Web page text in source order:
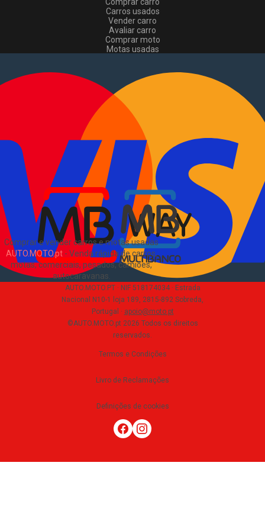
Comprar e vender carros e motas usadas
AUTO.MOTO.pt- Venda rápida de carros,
motas, comerciais, pesados, camiões,
autocaravanas
Carros usados
Vender carro
Avaliar carro
Comprar moto
Motas usadas
Comerciais usados
Vender comerciais
Informações
Como comprar e vender
Pacotes de anúncios
Verificar VIN e matrícula
Sitemap
EN
Sobre Nós
AUTO.MOTO.PT · NIF 518174034 · Estrada
Nacional N10-1 loja 189, 2815-892 Sobreda,
Portugal · apoio@moto.pt
©AUTO.MOTO.pt 2026 Todos os direitos
reservados.
Termos e Condições
Livro de Reclamações
Definições de cookies